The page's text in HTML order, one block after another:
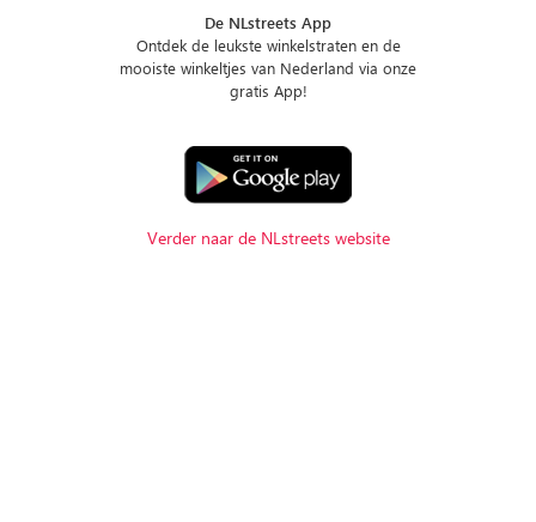
De NLstreets App
Ontdek de leukste winkelstraten en de
mooiste winkeltjes van Nederland via onze
gratis App!
Verder naar de NLstreets website